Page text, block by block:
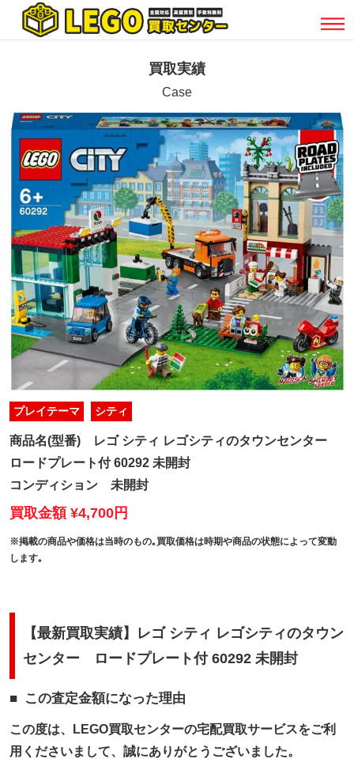
買取実績
Case
プレイテーマ シティ
商品名(型番)
レゴ シティ レゴシティのタウンセンター
ロードプレート付 60292 未開封
コンディション
未開封
買取金額 ¥4,700円
※掲載の商品や価格は当時のもの｡買取価格は時期や商品の状態によって変動
します｡
【最新買取実績】レゴ シティ レゴシティのタウン
センター ロードプレート付 60292 未開封
この査定金額になった理由
この度は、LEGO買取センターの宅配買取サービスをご利
用くださいまして、誠にありがとうございました。